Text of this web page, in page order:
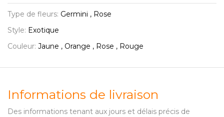
Type de fleurs: Germini , Rose
Style: Exotique
Couleur: Jaune , Orange , Rose , Rouge
Informations de livraison
Des informations tenant aux jours et délais précis de